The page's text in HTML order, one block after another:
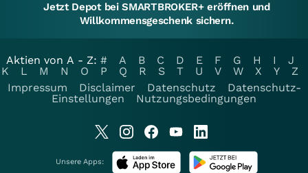
Jetzt Depot bei SMARTBROKER+ eröffnen und
Willkommensgeschenk sichern.
Aktien von A - Z: # A B C D E F G H I
J
K
L M N O P Q R S T U V W X Y
Z
Impressum
Disclaimer Datenschutz
Datenschutz-
Einstellungen
Nutzungsbedingungen
Unsere Apps: